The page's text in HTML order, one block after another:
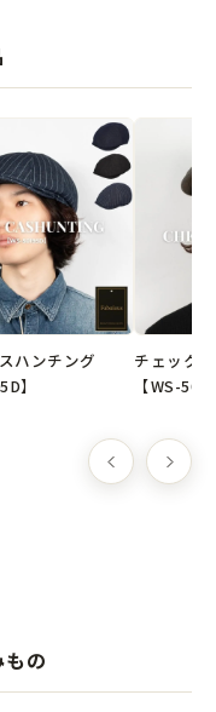
ハンチング
】
チェック
【WS-
の